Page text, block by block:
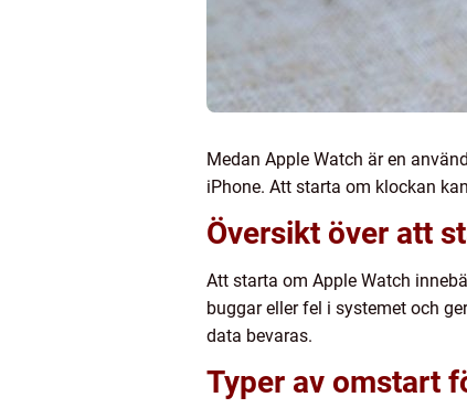
Medan Apple Watch är en
iPhone. Att starta om klockan
Översikt över att
Att starta om Apple Watch
buggar eller fel i systemet och
data bevaras.
Typer av omstart